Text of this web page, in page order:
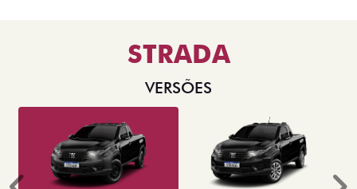
STRADA
VERSÕES